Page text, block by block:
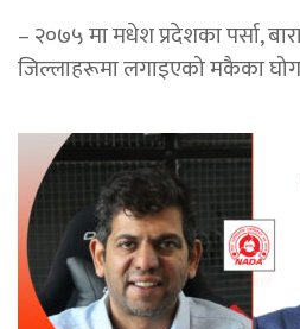
– २०७५ मा मधेश प्रदेशका पर्सा,
जिल्लाहरूमा लगाइएको मकैका